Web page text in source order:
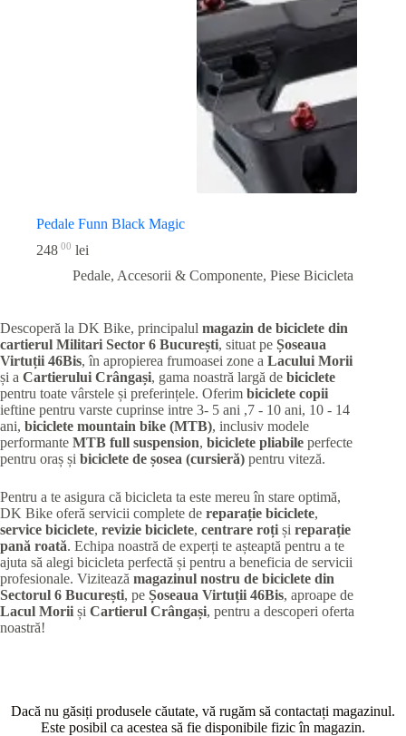
Pedale Funn Black Magic
248 00 lei
Pedale, Accesorii & Componente, Piese Bicicleta
Descoperă la DK Bike, principalul magazin de biciclete din
cartierul Militari Sector 6 București, situat pe Șoseaua
Virtuții 46Bis, în apropierea frumoasei zone a Lacului Morii
și a Cartierului Crângași, gama noastră largă de biciclete
pentru toate vârstele și preferințele. Oferim biciclete copii
ieftine pentru varste cuprinse intre 3- 5 ani ,7 - 10 ani, 10 - 14
ani, biciclete mountain bike (MTB), inclusiv modele
performante MTB full suspension, biciclete pliabile perfecte
pentru oraș și biciclete de șosea (cursieră) pentru viteză.
Pentru a te asigura că bicicleta ta este mereu în stare optimă,
DK Bike oferă servicii complete de reparație biciclete,
service biciclete, revizie biciclete, centrare roți și reparație
pană roată. Echipa noastră de experți te așteaptă pentru a te
ajuta să alegi bicicleta perfectă și pentru a beneficia de servicii
profesionale. Vizitează magazinul nostru de biciclete din
Sectorul 6 București, pe Șoseaua Virtuții 46Bis, aproape de
Lacul Morii și Cartierul Crângași, pentru a descoperi oferta
noastră!
Dacă nu găsiți produsele căutate, vă rugăm să contactați magazinul.
Este posibil ca acestea să fie disponibile fizic în magazin.